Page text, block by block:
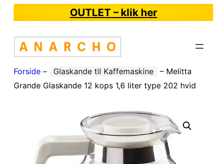
OUTLET – klik her
Forside – Glaskande til Kaffemaskine – Melitta
Grande Glaskande 12 kops 1,6 liter type 202 hvid